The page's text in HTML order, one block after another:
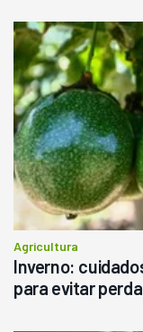
Agricultura
Inverno:
para evitar